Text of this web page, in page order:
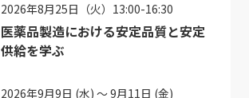
2026年8月25日（火）13:00-16:30
医薬品製造における安定品質と安定
供給を学ぶ
2026年9月9日 (水) ～ 9月11日 (金)